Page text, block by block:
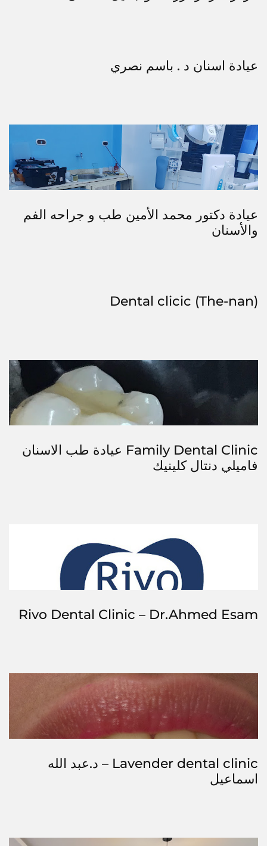
عيادة اسنان د . باسم نصري
عيادة دكتور محمد الأمين طب و جراحه الفم
والأسنان
Dental clicic (The-nan)
Family Dental Clinic عيادة طب الاسنان
فاميلي دنتال كلينيك
Rivo Dental Clinic – Dr.Ahmed Esam
Lavender dental clinic – د.عبد الله
اسماعيل